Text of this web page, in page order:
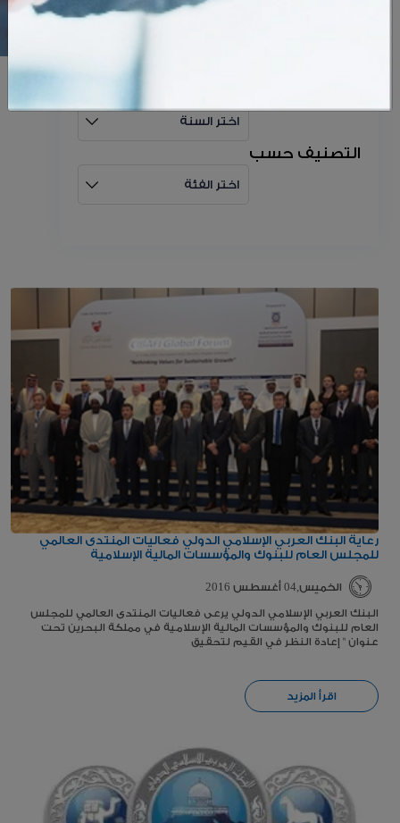
التصنيف حسب
رعاية البنك العربي الإسلامي الدولي فعاليات المنتدى العالمي
للمجلس العام للبنوك والمؤسسات المالية الإسلامية
الخميس,04 أغسطس 2016
البنك العربي الإسلامي الدولي يرعى فعاليات المنتدى العالمي للمجلس
العام للبنوك والمؤسسات المالية الإسلامية في مملكة البحرين تحت
عنوان " إعادة النظر في القيم لتحقيق
اقرأ المزيد